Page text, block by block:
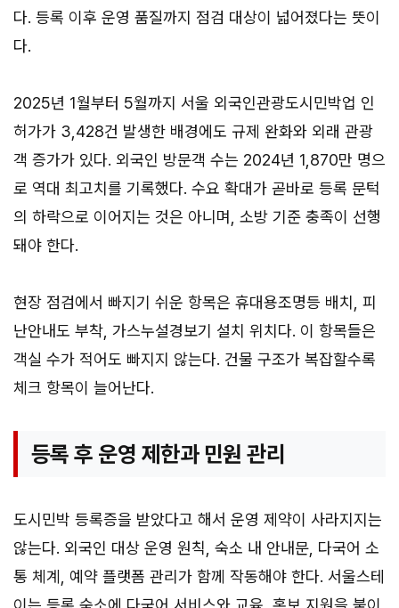
다. 등록 이후 운영 품질까지 점검 대상이 넓어졌다는 뜻이
다.
2025년 1월부터 5월까지 서울 외국인관광도시민박업 인
허가가 3,428건 발생한 배경에도 규제 완화와 외래 관광
객 증가가 있다. 외국인 방문객 수는 2024년 1,870만 명으
로 역대 최고치를 기록했다. 수요 확대가 곧바로 등록 문턱
의 하락으로 이어지는 것은 아니며, 소방 기준 충족이 선행
돼야 한다.
현장 점검에서 빠지기 쉬운 항목은 휴대용조명등 배치, 피
난안내도 부착, 가스누설경보기 설치 위치다. 이 항목들은
객실 수가 적어도 빠지지 않는다. 건물 구조가 복잡할수록
체크 항목이 늘어난다.
등록 후 운영 제한과 민원 관리
도시민박 등록증을 받았다고 해서 운영 제약이 사라지지는
않는다. 외국인 대상 운영 원칙, 숙소 내 안내문, 다국어 소
통 체계, 예약 플랫폼 관리가 함께 작동해야 한다. 서울스테